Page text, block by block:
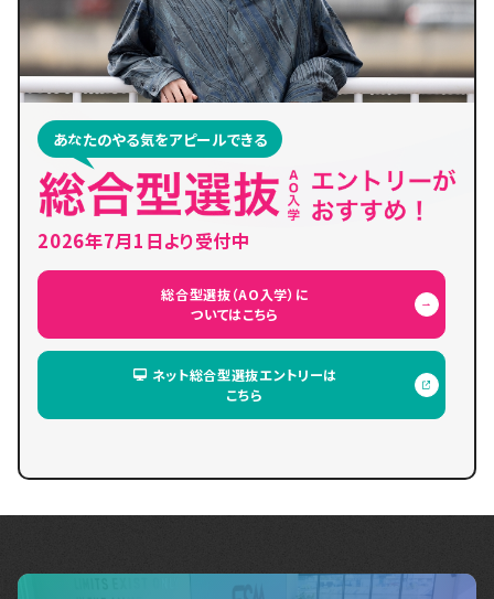
あなたのやる気をアピールできる
2026年7月1日より受付中
総合型選抜（AO入学）に
ついてはこちら
ネット総合型選抜エントリーは
こちら